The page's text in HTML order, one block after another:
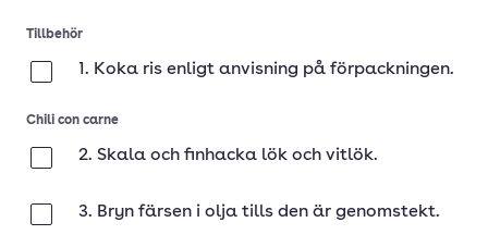
Tillbehör
1. Koka ris enligt anvisning på förpackningen.
Chili con carne
2. Skala och finhacka lök och vitlök.
3. Bryn färsen i olja tills den är genomstekt.